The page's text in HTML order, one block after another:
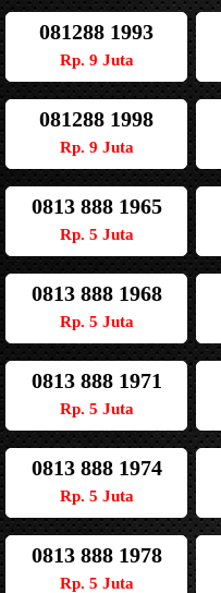
081288 1993
Rp. 9 Juta
081288 1998
Rp. 9 Juta
0813 888 1965
Rp. 5 Juta
0813 888 1968
Rp. 5 Juta
0813 888 1971
Rp. 5 Juta
0813 888 1974
Rp. 5 Juta
0813 888 1978
Rp. 5 Juta